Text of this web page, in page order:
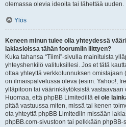
olemassa olevia ideoita tai lähettää uuden.
Ylös
Keneen minun tulee olla yhteydessä
lakiasioissa tähän foorumiin liittyen?
Kuka tahansa “Tiimi”-sivulla mainituista
yhteyshenkilö valituksillesi. Jos et tätä
ottaa yhteyttä verkkotunnuksen omistajaan
on ilmaispalvelussa oleva (esim. Yahoo!,
ylläpitoon tai väärinkäytöksistä
Huomaa, että phpBB Limitedillä ei ole
pitää vastuussa miten, missä tai kenen
ota yhteyttä phpBB Limitediin missään
phpBB.com-sivustoon tai pelkkään